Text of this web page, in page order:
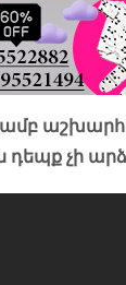
դեպք չի